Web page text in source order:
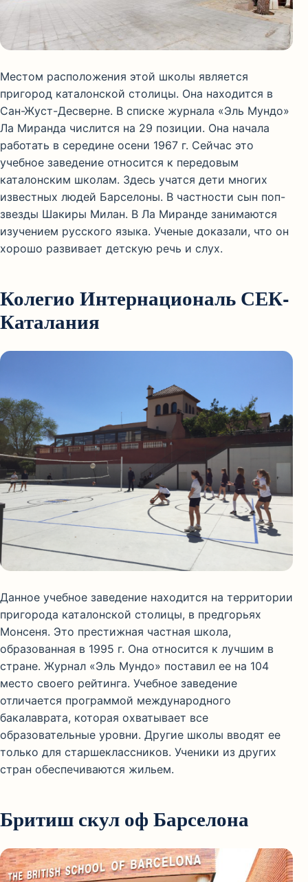
Местом расположения этой школы является
пригород каталонской столицы. Она находится в
Сан-Жуст-Десверне. В списке журнала «Эль Мундо»
Ла Миранда числится на 29 позиции. Она начала
работать в середине осени 1967 г. Сейчас это
учебное заведение относится к передовым
каталонским школам. Здесь учатся дети многих
известных людей Барселоны. В частности сын поп-
звезды Шакиры Милан. В Ла Миранде занимаются
изучением русского языка. Ученые доказали, что он
хорошо развивает детскую речь и слух.
Колегио Интернациональ СЕК-
Каталания
Данное учебное заведение находится на территории
пригорода каталонской столицы, в предгорьях
Монсеня. Это престижная частная школа,
образованная в 1995 г. Она относится к лучшим в
стране. Журнал «Эль Мундо» поставил ее на 104
место своего рейтинга. Учебное заведение
отличается программой международного
бакалаврата, которая охватывает все
образовательные уровни. Другие школы вводят ее
только для старшеклассников. Ученики из других
стран обеспечиваются жильем.
Бритиш скул оф Барселона